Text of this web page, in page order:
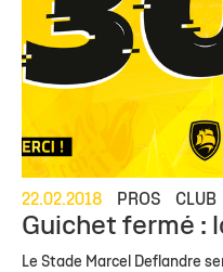
22.02.2018 PROS CLUB
Guichet fermé :
Le Stade Marcel Deflandre